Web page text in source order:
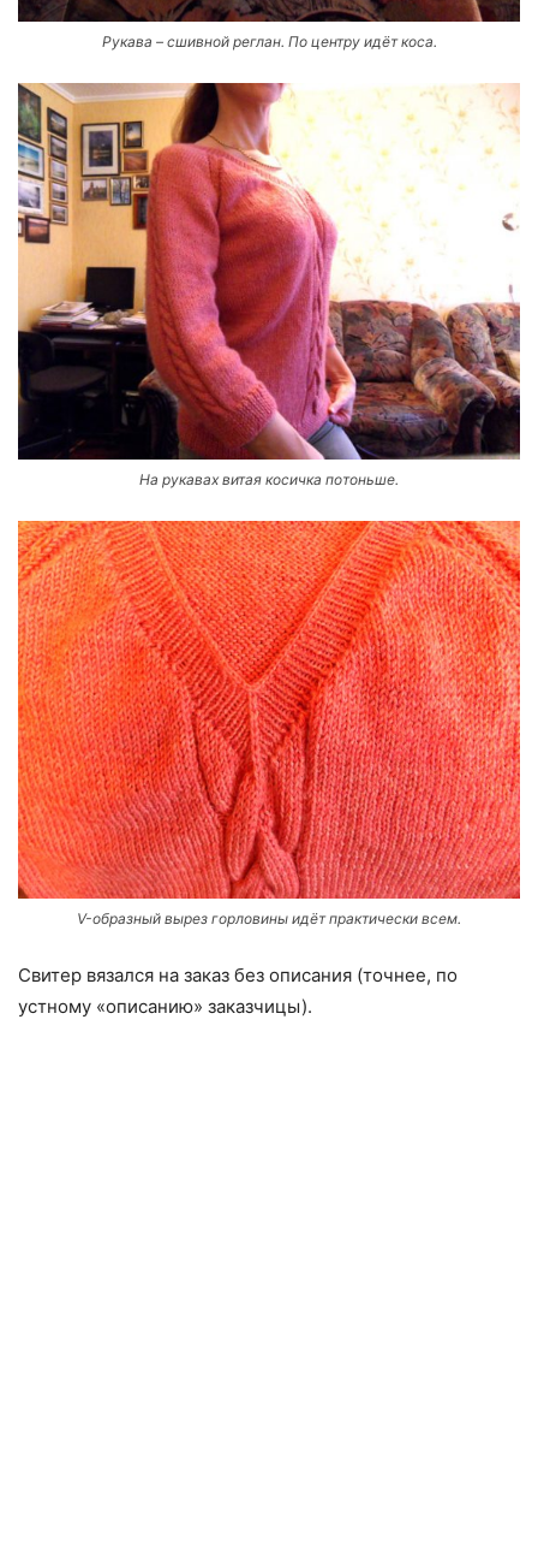
Рукава – сшивной реглан. По центру идёт коса.
На рукавах витая косичка потоньше.
V-образный вырез горловины идёт практически всем.
Свитер вязался на заказ без описания (точнее, по
устному «описанию» заказчицы).